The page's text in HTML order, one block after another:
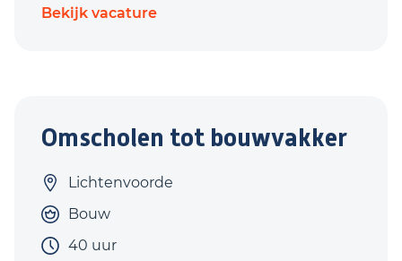
Bekijk vacature
Omscholen tot bouwvakker
Lichtenvoorde
Bouw
40 uur